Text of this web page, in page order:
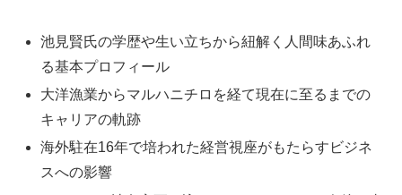
池見賢氏の学歴や生い立ちから紐解く人間味あふれ
る基本プロフィール
大洋漁業からマルハニチロを経て現在に至るまでの
キャリアの軌跡
海外駐在16年で培われた経営視座がもたらすビジネ
スへの影響